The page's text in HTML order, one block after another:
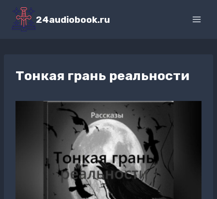
Перейти
содержимому
24audiobook.ru
Тонкая грань реальности